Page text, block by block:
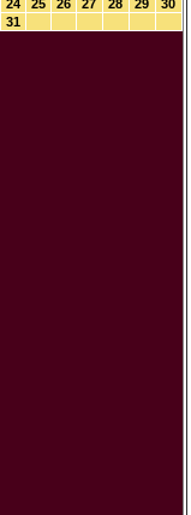
24
25 26 27 28 29
30
31